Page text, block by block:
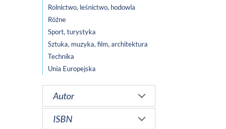
Rolnictwo, leśnictwo, hodowla
Różne
Sport, turystyka
Sztuka, muzyka, film, architektura
Technika
Unia Europejska
Autor
ISBN